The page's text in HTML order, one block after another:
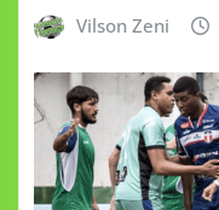
Vilson Zeni